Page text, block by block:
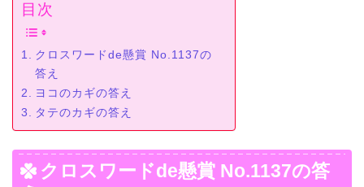
目次
クロスワードde懸賞 No.1137の
答え
ヨコのカギの答え
タテのカギの答え
クロスワードde懸賞 No.1137の答